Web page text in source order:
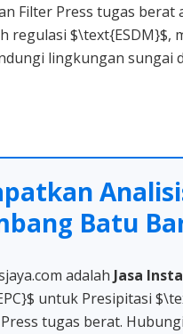
Filter Press tugas
regulasi $\text{ESDM}$,
lingkungan sungai
Batu
adalah Jasa
untuk Presipitasi
tugas berat.